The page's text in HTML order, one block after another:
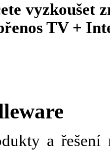
vyzkoušet
TV +
a řešení